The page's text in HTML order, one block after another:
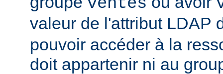
valeur de l'attribut LDAP
pouvoir accéder à la
doit appartenir ni au